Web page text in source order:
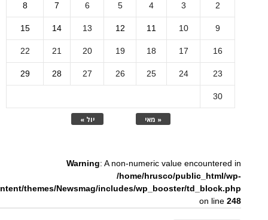
« מאי יול »
2
3
4
5
6
7
8
9
10
11
12
13
14
15
16
17
18
19
20
21
22
23
24
25
26
27
28
29
30
Warning: A non-numeric value encountered in
/home/hrusco/public_html/wp-
themes/Newsmag/includes/wp_booster/td_block.php
on line248